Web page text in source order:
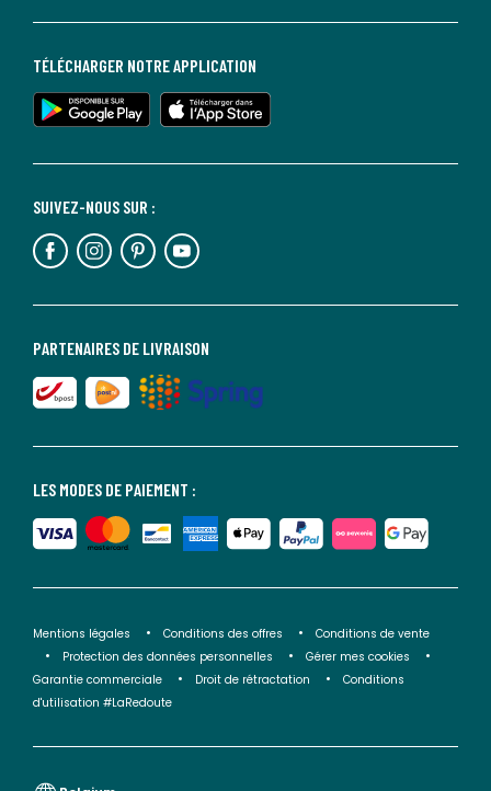
LES MODES DE PAIEMENT :
PARTENAIRES DE LIVRAISON
SUIVEZ-NOUS SUR :
TÉLÉCHARGER NOTRE APPLICATION
Mentions légales Conditions des offres
Conditions de vente
Protection des données personnelles
Gérer mes cookies
Garantie commerciale
Droit de rétractation
Conditions
d'utilisation #LaRedoute